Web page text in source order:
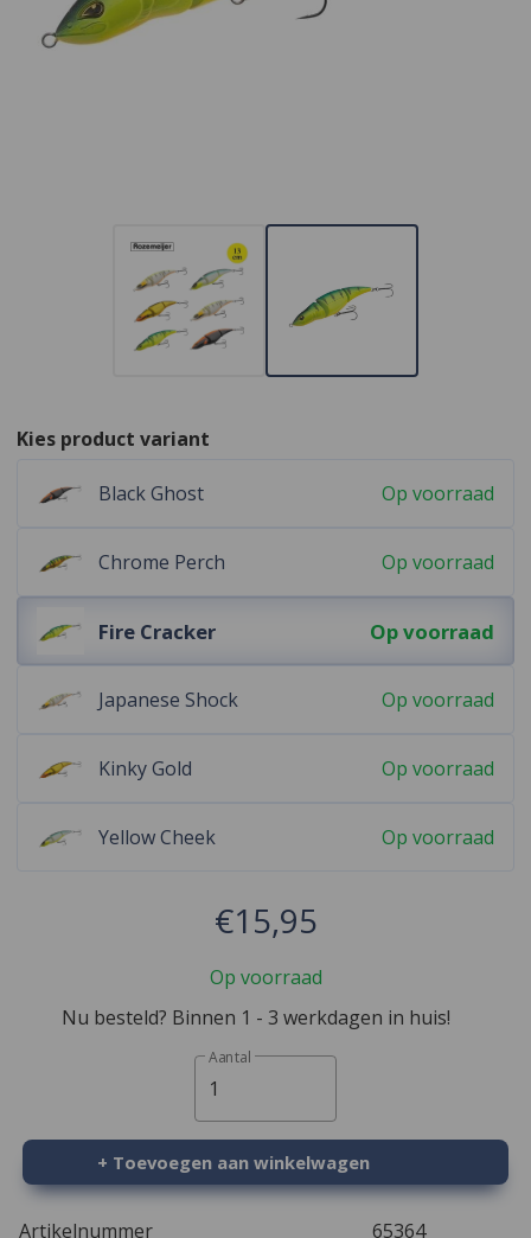
Kies product variant
Black Ghost Op voorraad
Chrome Perch Op voorraad
Fire Cracker Op voorraad
Japanese Shock Op voorraad
Kinky Gold Op voorraad
Yellow Cheek Op voorraad
€15,95
Op voorraad
Nu besteld? Binnen 1 - 3 werkdagen in huis!
Aantal
1
+ Toevoegen aan winkelwagen
Artikelnummer 65364